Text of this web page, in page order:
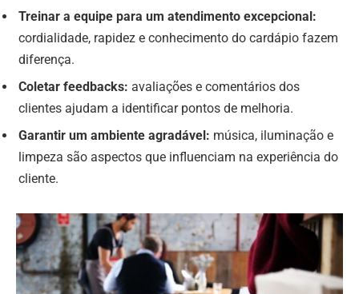
Treinar a equipe para um atendimento excepcional:
cordialidade, rapidez e conhecimento do cardápio fazem
diferença.
Coletar feedbacks: avaliações e comentários dos
clientes ajudam a identificar pontos de melhoria.
Garantir um ambiente agradável: música, iluminação e
limpeza são aspectos que influenciam na experiência do
cliente.